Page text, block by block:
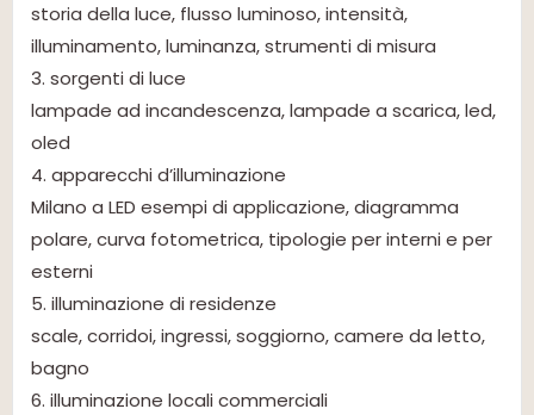
storia della luce, flusso luminoso, intensità,
illuminamento, luminanza, strumenti di misura
3. sorgenti di luce
lampade ad incandescenza, lampade a scarica, led,
oled
4. apparecchi d’illuminazione
Milano a LED esempi di applicazione, diagramma
polare, curva fotometrica, tipologie per interni e per
esterni
5. illuminazione di residenze
scale, corridoi, ingressi, soggiorno, camere da letto,
bagno
6. illuminazione locali commerciali